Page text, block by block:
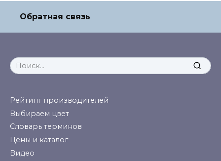
Обратная связь
Search
for:
Рейтинг производителей
Выбираем цвет
Словарь терминов
Цены и каталог
Видео